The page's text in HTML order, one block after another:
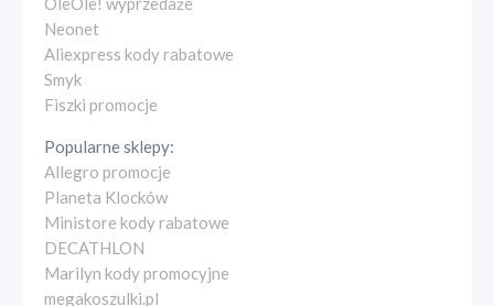
Neonet
Aliexpress kody rabatowe
Smyk
Fiszki promocje
Popularne sklepy:
Allegro promocje
Planeta Klocków
Ministore kody rabatowe
DECATHLON
Marilyn kody promocyjne
megakoszulki.pl